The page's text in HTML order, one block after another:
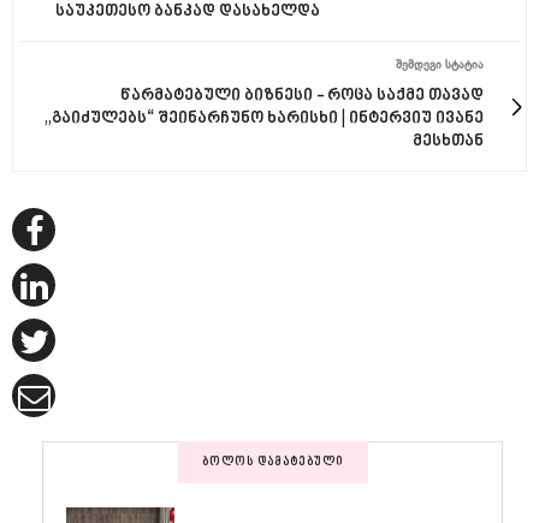
საუკეთესო ბანკად დასახელდა
ᲨᲔᲛᲓᲔᲒᲘ ᲡᲢᲐᲢᲘᲐ
წარმატებული ბიზნესი - როცა საქმე თავად
„გაიძულებს“ შეინარჩუნო ხარისხი | ინტერვიუ ივანე
მესხთან
ᲑᲝᲚᲝᲡ ᲓᲐᲛᲐᲢᲔᲑᲣᲚᲘ